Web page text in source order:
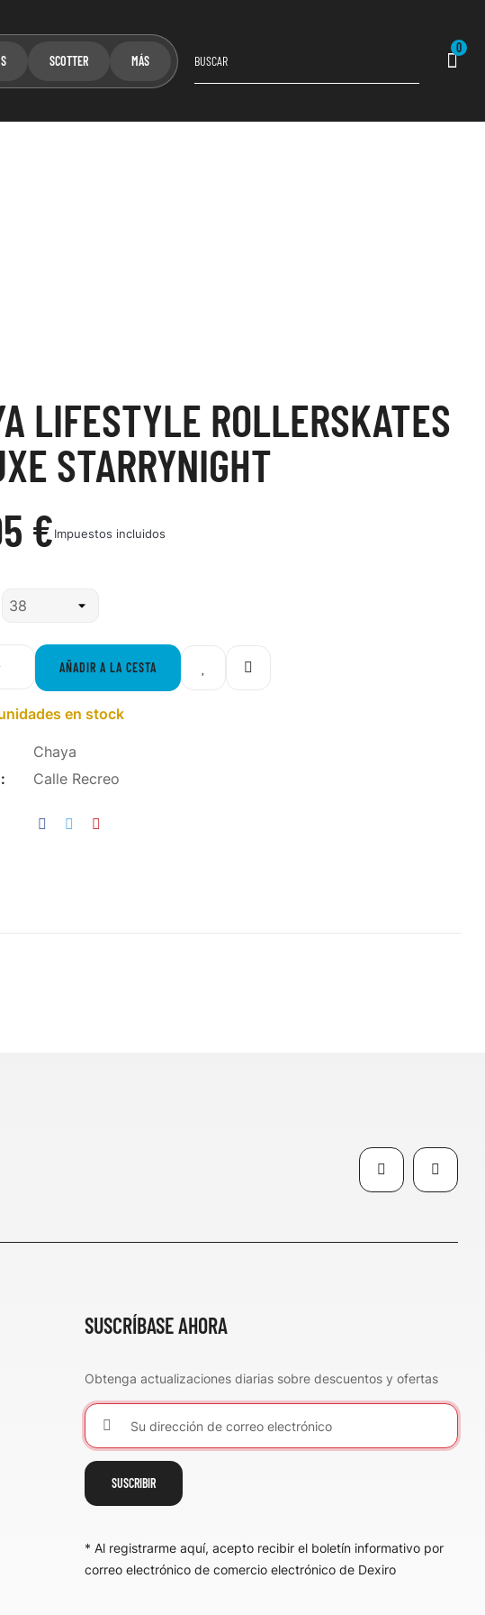
SCOTTER MÁS
0
LIFESTYLE ROLLERSKATES
STARRYNIGHT
€Impuestos incluidos
AÑADIR A LA CESTA
en stock
Chaya
Calle Recreo
SUSCRÍBASE AHORA
Obtenga actualizaciones diarias sobre descuentos y ofertas
SUSCRIBIR
* Al registrarme aquí, acepto recibir el boletín informativo por
correo electrónico de comercio electrónico de Dexiro